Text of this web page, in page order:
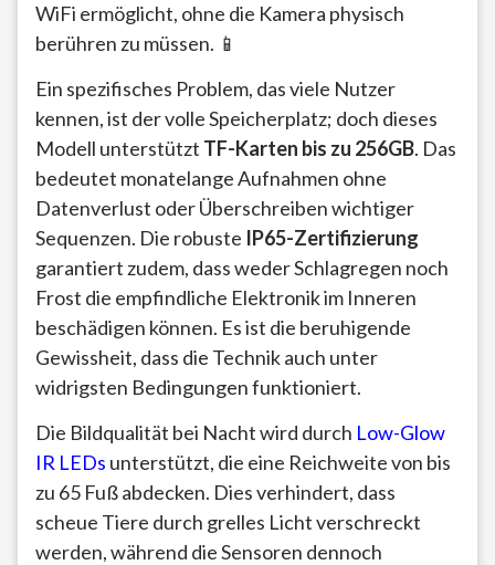
WiFi ermöglicht, ohne die Kamera physisch
berühren zu müssen. 📱
Ein spezifisches Problem, das viele Nutzer
kennen, ist der volle Speicherplatz; doch dieses
Modell unterstützt TF-Karten bis zu 256GB. Das
bedeutet monatelange Aufnahmen ohne
Datenverlust oder Überschreiben wichtiger
Sequenzen. Die robuste IP65-Zertifizierung
garantiert zudem, dass weder Schlagregen noch
Frost die empfindliche Elektronik im Inneren
beschädigen können. Es ist die beruhigende
Gewissheit, dass die Technik auch unter
widrigsten Bedingungen funktioniert.
Die Bildqualität bei Nacht wird durch Low-Glow
IR LEDs unterstützt, die eine Reichweite von bis
zu 65 Fuß abdecken. Dies verhindert, dass
scheue Tiere durch grelles Licht verschreckt
werden, während die Sensoren dennoch